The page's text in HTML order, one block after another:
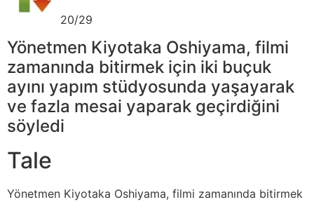
20/29
Yönetmen Kiyotaka Oshiyama, filmi
zamanında bitirmek için iki buçuk
ayını yapım stüdyosunda yaşayarak
ve fazla mesai yaparak geçirdiğini
söyledi
Tale
Yönetmen Kiyotaka Oshiyama, filmi zamanında bitirmek